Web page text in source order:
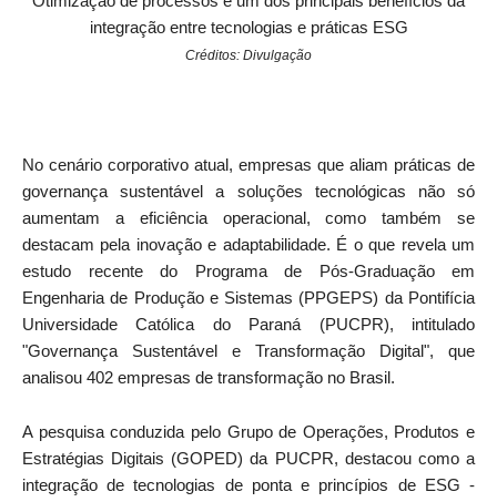
integração entre tecnologias e práticas ESG
Créditos: Divulgação
No cenário corporativo atual, empresas que aliam práticas de
governança sustentável a soluções tecnológicas não só
aumentam a eficiência operacional, como também se
destacam pela inovação e adaptabilidade. É o que revela um
estudo recente do Programa de Pós-Graduação em
Engenharia de Produção e Sistemas (PPGEPS) da Pontifícia
Universidade Católica do Paraná (PUCPR), intitulado
"Governança Sustentável e Transformação Digital", que
analisou 402 empresas de transformação no Brasil.
A pesquisa conduzida pelo Grupo de Operações, Produtos e
Estratégias Digitais (GOPED) da PUCPR, destacou como a
integração de tecnologias de ponta e princípios de ESG -